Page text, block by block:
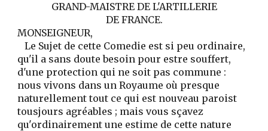
GRAND-MAISTRE DE L'ARTILLERIE
DE FRANCE.
MONSEIGNEUR,
Le Sujet de cette Comedie est si peu ordinaire,
qu'il a sans doute besoin pour estre souffert,
d'une protection qui ne soit pas commune :
nous vivons dans un Royaume où presque
naturellement tout ce qui est nouveau paroist
tousjours agréables ; mais vous sçavez
qu'ordinairement une estime de cette nature